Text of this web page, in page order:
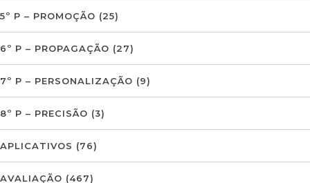
5º P – PROMOÇÃO (25)
6º P – PROPAGAÇÃO (27)
7º P – PERSONALIZAÇÃO (9)
8º P – PRECISÃO (3)
APLICATIVOS (76)
AVALIAÇÃO (467)